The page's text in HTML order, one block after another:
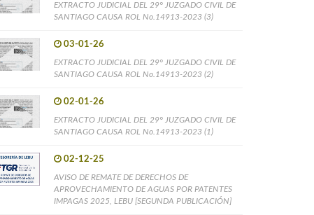
EXTRACTO JUDICIAL DEL 29° JUZGADO CIVIL DE
SANTIAGO CAUSA ROL No.14913-2023 (3)
03-01-26
EXTRACTO JUDICIAL DEL 29° JUZGADO CIVIL DE
SANTIAGO CAUSA ROL No.14913-2023 (2)
02-01-26
EXTRACTO JUDICIAL DEL 29° JUZGADO CIVIL DE
SANTIAGO CAUSA ROL No.14913-2023 (1)
02-12-25
AVISO DE REMATE DE DERECHOS DE
APROVECHAMIENTO DE AGUAS POR PATENTES
IMPAGAS 2025, LEBU [SEGUNDA PUBLICACIÓN]